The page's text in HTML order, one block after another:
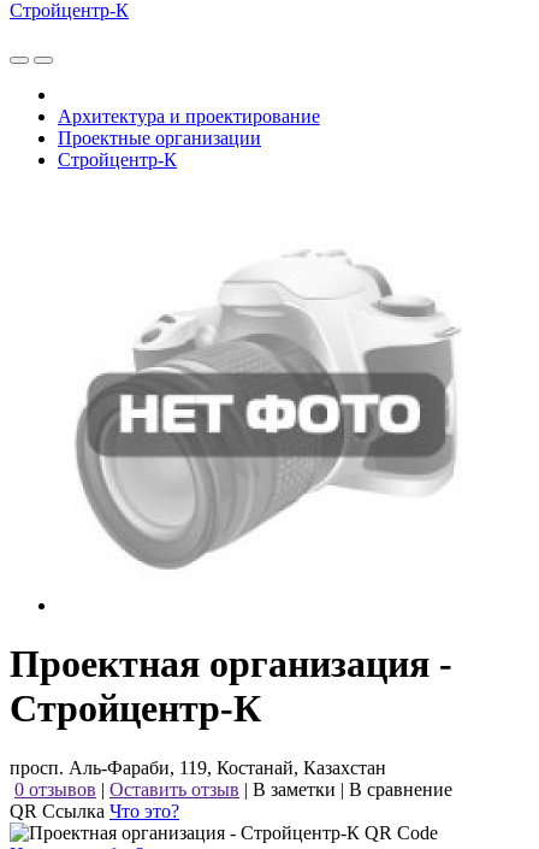
Стройцентр-К
Архитектура и проектирование
Проектные организации
Стройцентр-К
Проектная организация -
Стройцентр-К
просп. Аль-Фараби, 119, Костанай, Казахстан
0 отзывов | Оставить отзыв | В заметки | В сравнение
QR Ссылка Что это?